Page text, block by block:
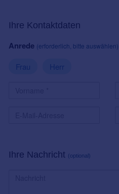
Ihre Kontaktdaten
Anrede (erforderlich, bitte auswählen)
Frau Herr
Ihre Nachricht (optional)